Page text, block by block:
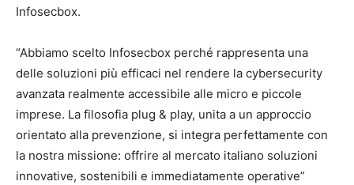
Infosecbox.
“Abbiamo scelto Infosecbox perché rappresenta una
delle soluzioni più efficaci nel rendere la cybersecurity
avanzata realmente accessibile alle micro e piccole
imprese. La filosofia plug & play, unita a un approccio
orientato alla prevenzione, si integra perfettamente con
la nostra missione: offrire al mercato italiano soluzioni
innovative, sostenibili e immediatamente operative”